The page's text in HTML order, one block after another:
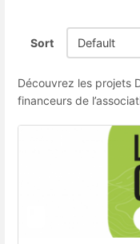
Sort Default
Découvrez les projets
financeurs de